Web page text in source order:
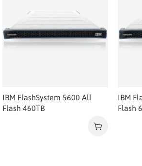
IBM FlashSystem 5600 All
Flash 460TB
IBM
Flash